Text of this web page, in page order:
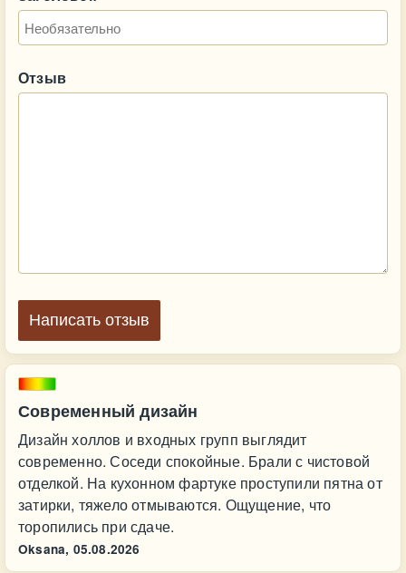
Современный дизайн
Дизайн холлов и входных групп выглядит
современно. Соседи спокойные. Брали с чистовой
отделкой. На кухонном фартуке проступили пятна от
затирки, тяжело отмываются. Ощущение, что
торопились при сдаче.
Oksana, 05.08.2026
Отзыв
Написать отзыв